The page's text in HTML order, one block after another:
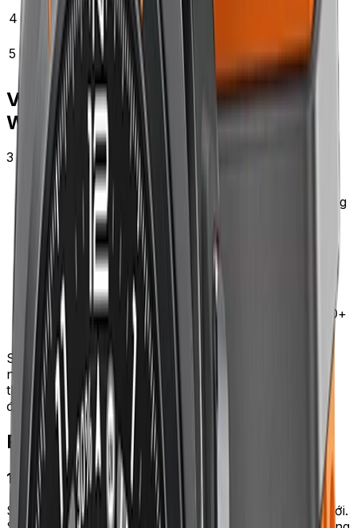
4
Milanese
Loop
Lưới thép
không gỉ
380–
650k
5
Sport Loop Nylon Velcro
giá tốt
220–
350k
Vì sao đầu tư nhiều dây Apple
Watch?
3 lý do thực tế:
Đổi phong cách trong 10 giây
khóa quick-release, đổi dây chỉ trong 10 giây. Sáng
đi gym dây silicon, chiều đi làm dây da, tối đi tiệc
dây kim loại
Tăng tuổi thọ dây gốc
— luân phiên 3 dây giúp
mỗi dây dùng 3–4 năm thay vì 1 năm
Tiết kiệm so với mua đồng hồ mới
Watch 12 triệu + 4 dây 1,5 triệu = 13,5 triệu thay
được 4 phong cách. Mua 4 đồng hồ riêng tốn 30+
triệu
Sai lầm thường gặp: chỉ dùng 1 dây Sport Band suốt 2
năm. Silicon nhanh ố vàng, mất tính linh hoạt. Đầu tư
thêm 1 dây nylon dệt sẽ tăng giá trị Apple Watch lên
đáng kể.
Phân tích 5 kiểu dây
1. Sport Band silicon — kinh điển tập luyện
Sport Band là dây gốc đi kèm Apple Watch khi mua mới.